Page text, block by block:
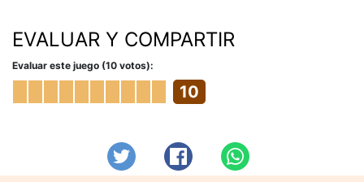
EVALUAR Y COMPARTIR
Evaluar este juego (10 votos):
10